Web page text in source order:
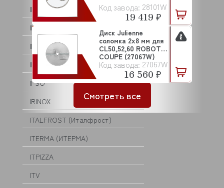
INDOKOR
INNOCOOK
INTERCOLD
IPILOT
IPSO
IRINOX
ITALFROST (Италфрост)
ITERMA (ИТЕРМА)
ITPIZZA
ITV
Код завода: 28101W
19 419 ₽
Код завода: 27067W
Диск Julienne
соломка 2х8 мм для
CL50,52,60 ROBOT
COUPE (27067W)
16 560 ₽
Смотреть все